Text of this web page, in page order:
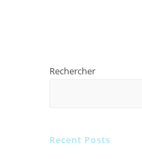
Rechercher
Recent Posts